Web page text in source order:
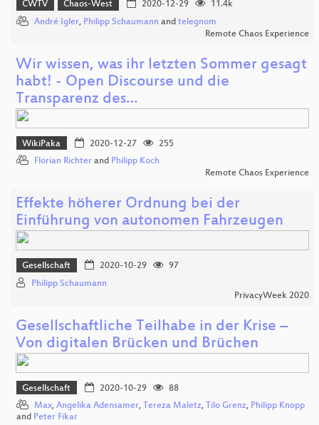
CWTV Chaos-West 2020-12-29
11.4k
André Igler, Philipp Schaumann and telegnom
Remote Chaos Experience
Wir wissen, was ihr letzten Sommer gesagt
habt! - Open Discourse und die
Transparenz des…
WikiPaka 2020-12-27
255
Florian Richter and Philipp Koch
Remote Chaos Experience
Effekte höherer Ordnung bei der
Einführung von autonomen Fahrzeugen
Gesellschaft 2020-10-29
97
Philipp Schaumann
PrivacyWeek 2020
Gesellschaftliche Teilhabe in der Krise –
Von digitalen Brücken und Brüchen
Gesellschaft 2020-10-29
88
Max, Angelika Adensamer, Tereza Maletz, Tilo Grenz, Philipp Knopp
and Peter Fikar